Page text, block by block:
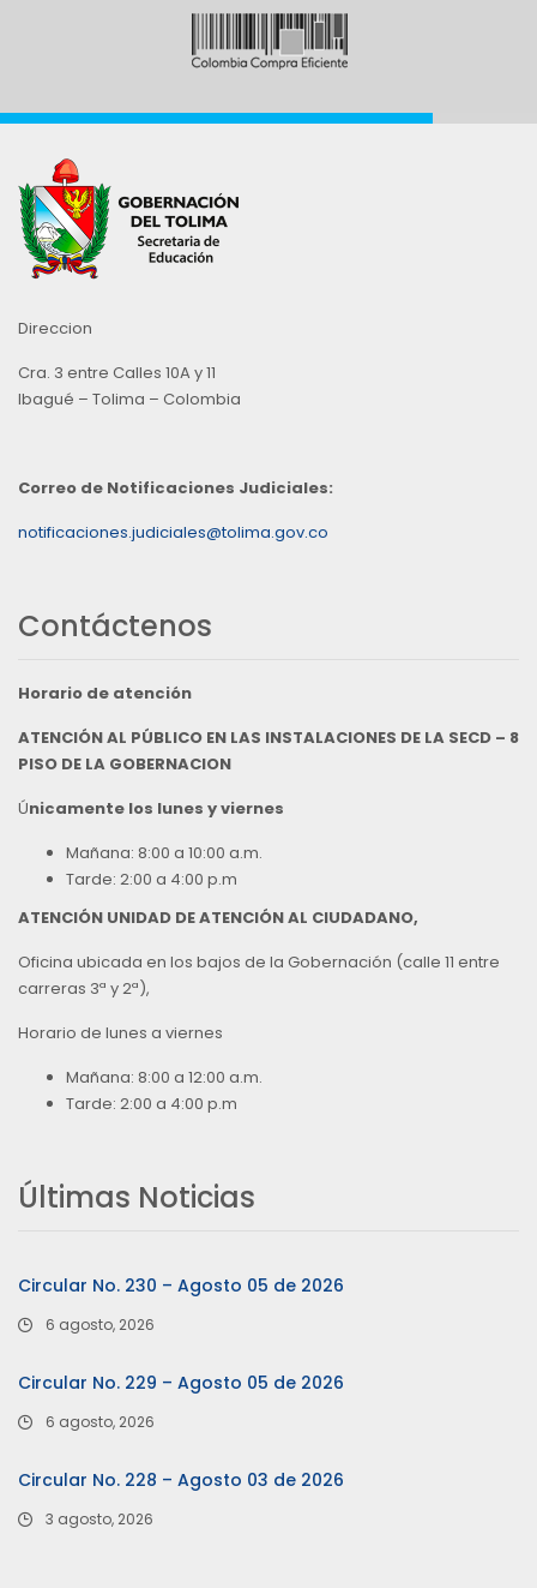
Direccion
Cra. 3 entre Calles 10A y 11
Ibagué – Tolima – Colombia
Correo de Notificaciones Judiciales:
notificaciones.judiciales@tolima.gov.co
Contáctenos
Horario de atención
ATENCIÓN AL PÚBLICO EN LAS INSTALACIONES DE LA SECD – 8
PISO DE LA GOBERNACION
Únicamente los lunes y viernes
Mañana: 8:00 a 10:00 a.m.
Tarde: 2:00 a 4:00 p.m
ATENCIÓN UNIDAD DE ATENCIÓN AL CIUDADANO,
Oficina ubicada en los bajos de la Gobernación (calle 11 entre
carreras 3ª y 2ª),
Horario de lunes a viernes
Mañana: 8:00 a 12:00 a.m.
Tarde: 2:00 a 4:00 p.m
Últimas Noticias
Circular No. 230 – Agosto 05 de 2026
6 agosto, 2026
Circular No. 229 – Agosto 05 de 2026
6 agosto, 2026
Circular No. 228 – Agosto 03 de 2026
3 agosto, 2026